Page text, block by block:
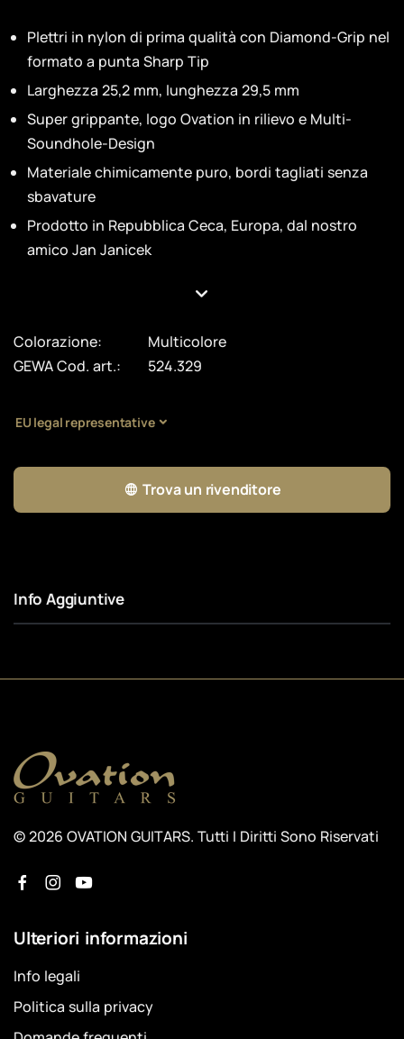
Plettri in nylon di prima qualità con Diamond-Grip nel
formato a punta Sharp Tip
Larghezza 25,2 mm, lunghezza 29,5 mm
Super grippante, logo Ovation in rilievo e Multi-
Soundhole-Design
Materiale chimicamente puro, bordi tagliati senza
sbavature
Prodotto in Repubblica Ceca, Europa, dal nostro
amico Jan Janicek
Colorazione:
Multicolore
GEWA Cod. art.:
524.329
EU legal representative
Trova un rivenditore
Info Aggiuntive
© 2026 OVATION GUITARS. Tutti I Diritti Sono Riservati
Ulteriori informazioni
Info legali
Politica sulla privacy